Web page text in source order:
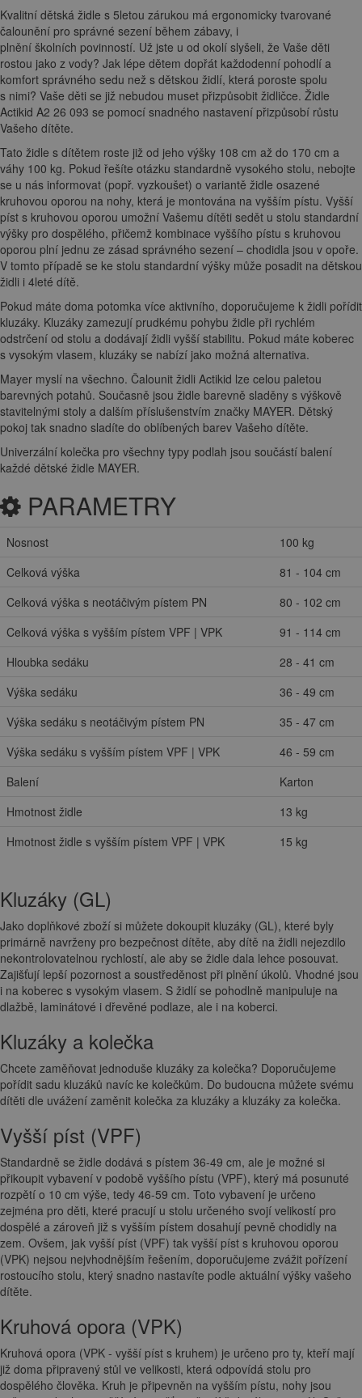
Kvalitní dětská židle s 5letou zárukou má ergonomicky tvarované
čalounění pro správné sezení během zábavy, i
plnění školních povinností. Už jste u od okolí slyšeli, že Vaše děti
rostou jako z vody? Jak lépe dětem dopřát každodenní pohodlí a
komfort správného sedu než s dětskou židlí, která poroste spolu
s nimi? Vaše děti se již nebudou muset přizpůsobit židličce. Židle
Actikid A2 26 093 se pomocí snadného nastavení přizpůsobí růstu
Vašeho dítěte.
Tato židle s dítětem roste již od jeho výšky 108 cm až do 170 cm a
váhy 100 kg. Pokud řešíte otázku standardně vysokého stolu, nebojte
se u nás informovat (popř. vyzkoušet) o variantě židle osazené
kruhovou oporou na nohy, která je montována na vyšším pístu. Vyšší
píst s kruhovou oporou umožní Vašemu dítěti sedět u stolu standardní
výšky pro dospělého, přičemž kombinace vyššího pístu s kruhovou
oporou plní jednu ze zásad správného sezení – chodidla jsou v opoře.
V tomto případě se ke stolu standardní výšky může posadit na dětskou
židli i 4leté dítě.
Pokud máte doma potomka více aktivního, doporučujeme k židli pořídit
kluzáky. Kluzáky zamezují prudkému pohybu židle při rychlém
odstrčení od stolu a dodávají židli vyšší stabilitu. Pokud máte koberec
s vysokým vlasem, kluzáky se nabízí jako možná alternativa.
Mayer myslí na všechno. Čalounit židli Actikid lze celou paletou
barevných potahů. Současně jsou židle barevně sladěny s výškově
stavitelnými stoly a dalším příslušenstvím značky MAYER. Dětský
pokoj tak snadno sladíte do oblíbených barev Vašeho dítěte.
Univerzální kolečka pro všechny typy podlah jsou součástí balení
každé dětské židle MAYER.
PARAMETRY
Nosnost
100 kg
Celková výška
81 - 104 cm
Celková výška s neotáčivým pístem PN
80 - 102 cm
Celková výška s vyšším pístem VPF | VPK
91 - 114 cm
Hloubka sedáku
28 - 41 cm
Výška sedáku
36 - 49 cm
Výška sedáku s neotáčivým pístem PN
35 - 47 cm
Výška sedáku s vyšším pístem VPF | VPK
46 - 59 cm
Balení
Karton
Hmotnost židle
13 kg
Hmotnost židle s vyšším pístem VPF | VPK
15 kg
Kluzáky (GL)
Jako doplňkové zboží si můžete dokoupit kluzáky (GL), které byly
primárně navrženy pro bezpečnost dítěte, aby dítě na židli nejezdilo
nekontrolovatelnou rychlostí, ale aby se židle dala lehce posouvat.
Zajišťují lepší pozornost a soustředěnost při plnění úkolů. Vhodné jsou
i na koberec s vysokým vlasem. S židlí se pohodlně manipuluje na
dlažbě, laminátové i dřevěné podlaze, ale i na koberci.
Kluzáky a kolečka
Chcete zaměňovat jednoduše kluzáky za kolečka? Doporučujeme
pořídit sadu kluzáků navíc ke kolečkům. Do budoucna můžete svému
dítěti dle uvážení zaměnit kolečka za kluzáky a kluzáky za kolečka.
Vyšší píst (VPF)
Standardně se židle dodává s pístem 36-49 cm, ale je možné si
přikoupit vybavení v podobě vyššího pístu (VPF), který má posunuté
rozpětí o 10 cm výše, tedy 46-59 cm. Toto vybavení je určeno
zejména pro děti, které pracují u stolu určeného svojí velikostí pro
dospělé a zároveň již s vyšším pístem dosahují pevně chodidly na
zem. Ovšem, jak vyšší píst (VPF) tak vyšší píst s kruhovou oporou
(VPK) nejsou nejvhodnějším řešením, doporučujeme zvážit pořízení
rostoucího stolu, který snadno nastavíte podle aktuální výšky vašeho
dítěte.
Kruhová opora (VPK)
Kruhová opora (VPK - vyšší píst s kruhem) je určeno pro ty, kteří mají
již doma připravený stůl ve velikosti, která odpovídá stolu pro
dospělého člověka. Kruh je připevněn na vyšším pístu, nohy jsou